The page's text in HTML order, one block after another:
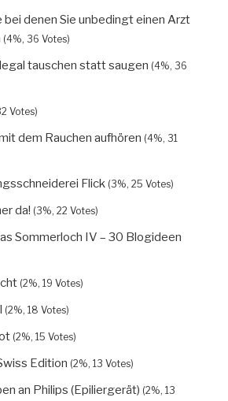
bei denen Sie unbedingt einen Arzt
(4%, 36 Votes)
tauschen statt saugen (4%, 36
Votes)
dem Rauchen aufhören (4%, 31
Flick (3%, 25 Votes)
da! (3%, 22 Votes)
Sommerloch IV – 30 Blogideen
(2%, 19 Votes)
(2%, 18 Votes)
(2%, 15 Votes)
Edition (2%, 13 Votes)
an Philips (Epiliergerät) (2%, 13